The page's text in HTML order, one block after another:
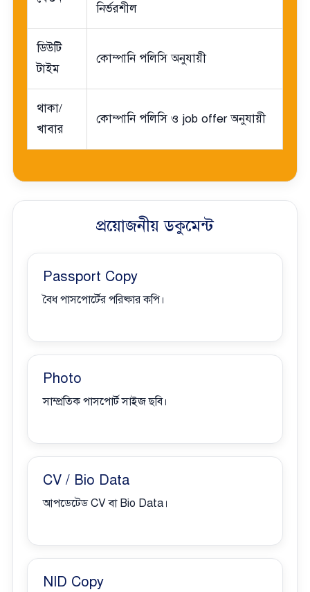
নির্ভরশীল
ডিউটি
টাইম
কোম্পানি পলিসি অনুযায়ী
থাকা/
খাবার
কোম্পানি পলিসি ও job offer অনুযায়ী
প্রয়োজনীয় ডকুমেন্ট
Passport Copy
বৈধ পাসপোর্টের পরিষ্কার কপি।
Photo
সাম্প্রতিক পাসপোর্ট সাইজ ছবি।
CV / Bio Data
আপডেটেড CV বা Bio Data।
NID Copy